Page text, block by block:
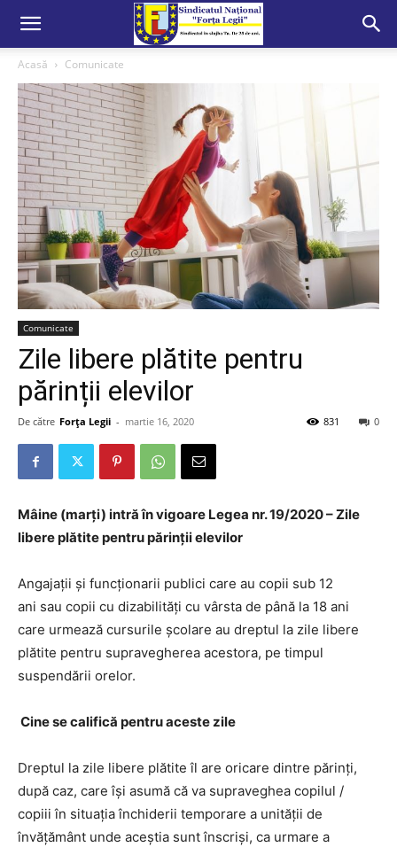
Acasă Comunicate
Comunicate
Zile libere plătite pentru
părinții elevilor
De către Forța Legii - martie 16, 2020 0
831
Mâine (marți) intră în vigoare Legea nr. 19/2020 – Zile
libere plătite pentru părinții elevilor
Angajații și funcționarii publici care au copii sub 12
ani sau copii cu dizabilități cu vârsta de până la 18 ani
care urmează cursurile școlare au dreptul la zile libere
plătite pentru supravegherea acestora, pe timpul
suspendării orelor.
Cine se califică pentru aceste zile
Dreptul la zile libere plătite îl are oricare dintre părinți,
după caz, care își asumă că va supraveghea copilul /
copiii în situația închiderii temporare a unității de
învățământ unde aceștia sunt înscriși, ca urmare a